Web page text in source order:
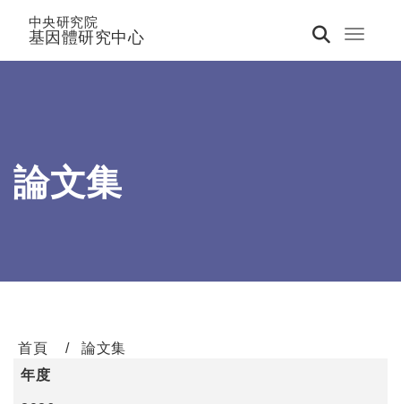
Toggle
中央研究院
基因體研究中心
論文集
首頁
論文集
年度